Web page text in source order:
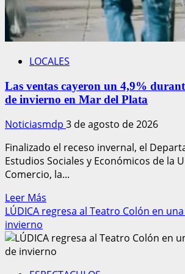
LOCALES
Las ventas cayeron un 4,9%
de invierno en Mar del Plata
Noticiasmdp 3 de agosto de 2026
Finalizado el receso invernal, el
Estudios Sociales y Económicos de la
Comercio, la...
Leer Más
más
de
Las
LÚDICA regresa al Teatro Colón en
invierno